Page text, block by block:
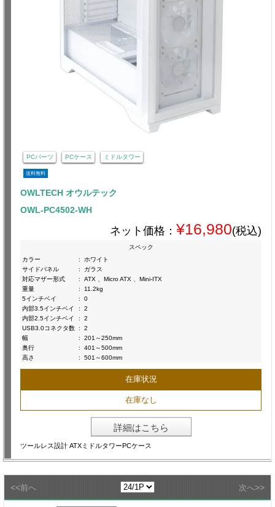
PCパーツ PCケース ミドルタワー
送料無料
OWLTECH オウルテック
OWL-PC4502-WH
ネット価格： ¥16,980(税込)
スペック
カラー
:
ホワイト
サイドパネル
:
ガラス
対応マザー形式
:
ATX 、Micro ATX 、Mini-ITX
重量
:
11.2kg
5インチベイ
:
0
内部3.5インチベイ
:
2
内部2.5インチベイ
:
2
USB3.0コネクタ数 :
2
幅
:
201～250mm
奥行
:
401～500mm
高さ
: 501～600mm
在庫状況
在庫なし
詳細はこちら
ツールレス設計 ATXミドルタワーPCケース
<<前へ 次へ>>